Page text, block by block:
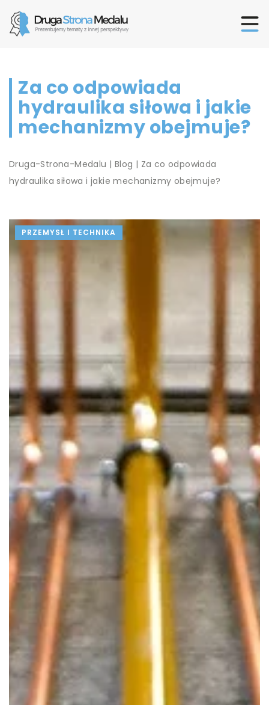
Za co odpowiada
hydraulika siłowa i jakie
mechanizmy obejmuje?
Druga-Strona-Medalu | Blog | Za co odpowiada
hydraulika siłowa i jakie mechanizmy obejmuje?
PRZEMYSŁ I TECHNIKA